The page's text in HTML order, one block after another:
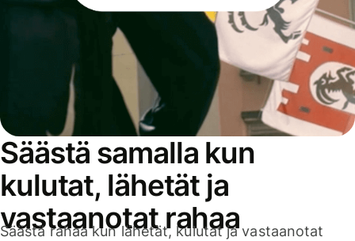
Säästä samalla kun
kulutat, lähetät ja
vastaanotat rahaa
Säästä rahaa kun lähetät, kulutat ja vastaanotat